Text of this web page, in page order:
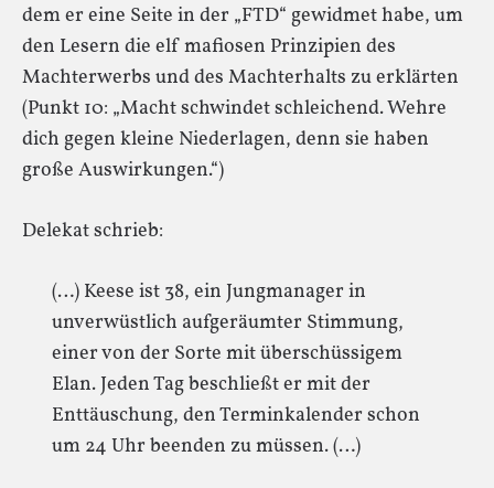
dem er eine Seite in der „FTD“ gewidmet habe, um
den Lesern die elf mafiosen Prinzipien des
Machterwerbs und des Machterhalts zu erklärten
(Punkt 10: „Macht schwindet schleichend. Wehre
dich gegen kleine Niederlagen, denn sie haben
große Auswirkungen.“)
Delekat schrieb:
(…) Keese ist 38, ein Jungmanager in
unverwüstlich aufgeräumter Stimmung,
einer von der Sorte mit überschüssigem
Elan. Jeden Tag beschließt er mit der
Enttäuschung, den Terminkalender schon
um 24 Uhr beenden zu müssen. (…)